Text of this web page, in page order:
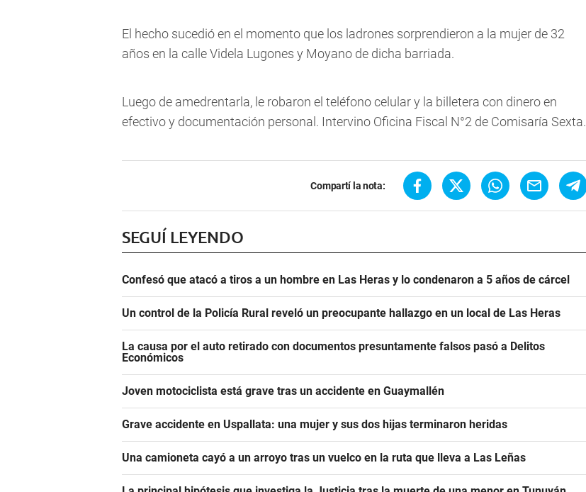
El hecho sucedió en el momento que los ladrones sorprendieron a la mujer de 32
años en la calle Videla Lugones y Moyano de dicha barriada.
Luego de amedrentarla, le robaron el teléfono celular y la billetera con dinero en
efectivo y documentación personal. Intervino Oficina Fiscal N°2 de Comisaría Sexta.
Compartí la nota:
SEGUÍ LEYENDO
Confesó que atacó a tiros a un hombre en Las Heras y lo condenaron a 5 años de cárcel
Un control de la Policía Rural reveló un preocupante hallazgo en un local de Las Heras
La causa por el auto retirado con documentos presuntamente falsos pasó a Delitos
Económicos
Joven motociclista está grave tras un accidente en Guaymallén
Grave accidente en Uspallata: una mujer y sus dos hijas terminaron heridas
Una camioneta cayó a un arroyo tras un vuelco en la ruta que lleva a Las Leñas